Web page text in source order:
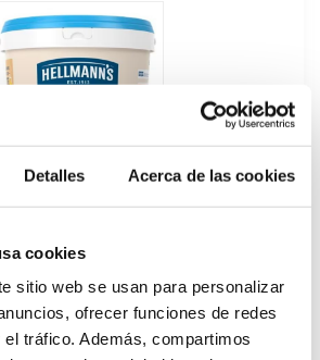
Detalles Acerca de las cookies
cookies
sitio web se usan para personalizar
ofrecer funciones de redes
tráfico. Además, compartimos
Suave Hellmann's 5L
193177